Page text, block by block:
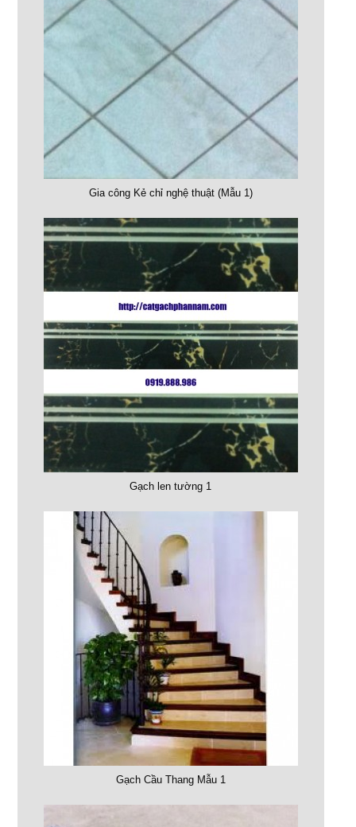
Gia công Kẻ chỉ nghệ thuật (Mẫu 1)
Gạch len tường 1
Gạch Cầu Thang Mẫu 1